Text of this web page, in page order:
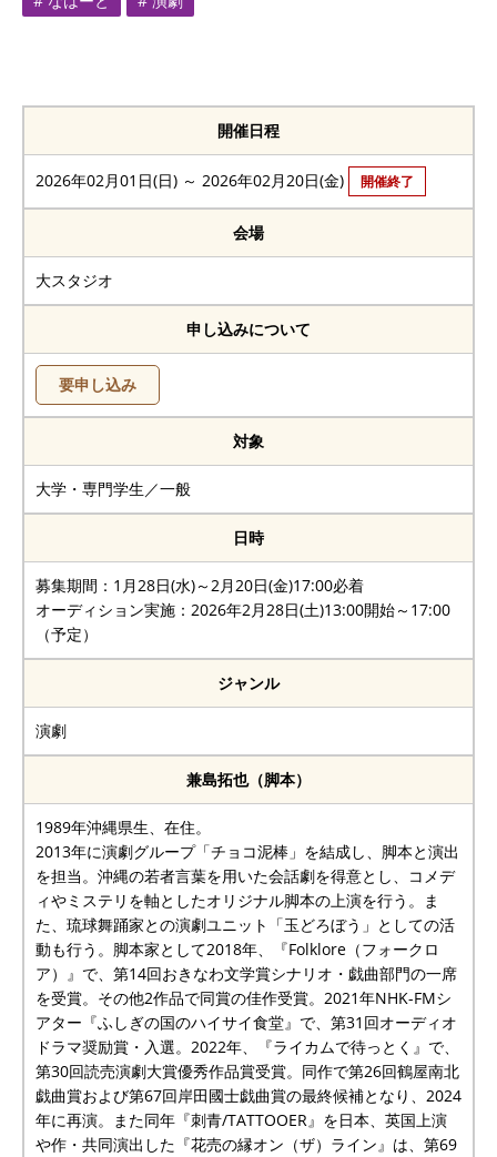
開催日程
2026年02月01日(日) ～ 2026年02月20日(金) 開催終了
会場
大スタジオ
申し込みについて
要申し込み
対象
大学・専門学生／一般
日時
募集期間：1月28日(水)～2月20日(金)17:00必着
オーディション実施：2026年2月28日(土)13:00開始～17:00
（予定）
ジャンル
演劇
兼島拓也（脚本）
1989年沖縄県生、在住。
2013年に演劇グループ「チョコ泥棒」を結成し、脚本と演出
を担当。沖縄の若者言葉を用いた会話劇を得意とし、コメデ
ィやミステリを軸としたオリジナル脚本の上演を行う。ま
た、琉球舞踊家との演劇ユニット「玉どろぼう」としての活
動も行う。脚本家として2018年、『Folklore（フォークロ
ア）』で、第14回おきなわ文学賞シナリオ・戯曲部門の一席
を受賞。その他2作品で同賞の佳作受賞。2021年NHK-FMシ
アター『ふしぎの国のハイサイ食堂』で、第31回オーディオ
ドラマ奨励賞・入選。2022年、『ライカムで待っとく』で、
第30回読売演劇大賞優秀作品賞受賞。同作で第26回鶴屋南北
戯曲賞および第67回岸田國士戯曲賞の最終候補となり、2024
年に再演。また同年『刺青/TATTOOER』を日本、英国上演
や作・共同演出した『花売の縁オン（ザ）ライン』は、第69